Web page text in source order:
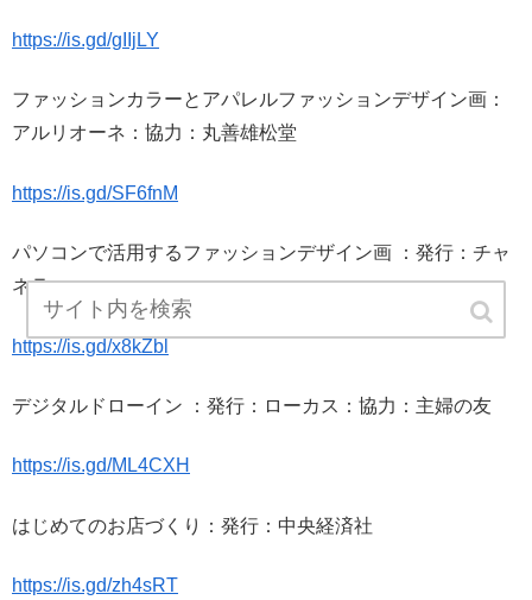
https://is.gd/gIIjLY
ファッションカラーとアパレルファッションデザイン画：
アルリオーネ：協力：丸善雄松堂
https://is.gd/SF6fnM
パソコンで活用するファッションデザイン画 ：発行：チャ
ネラー
https://is.gd/x8kZbl
デジタルドローイン ：発行：ローカス：協力：主婦の友
https://is.gd/ML4CXH
はじめてのお店づくり：発行：中央経済社
https://is.gd/zh4sRT